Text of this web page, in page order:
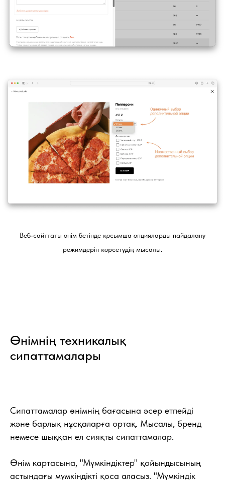
Веб-сайттағы өнім бетінде қосымша опцияларды пайдалану
режимдерін көрсетудің мысалы.
Өнімнің техникалық
сипаттамалары
Сипаттамалар өнімнің бағасына әсер етпейді
және барлық нұсқаларға ортақ. Мысалы, бренд
немесе шыққан ел сияқты сипаттамалар.
Өнім картасына, "Мүмкіндіктер" қойындысының
астындағы мүмкіндікті қоса аласыз. "Мүмкіндік